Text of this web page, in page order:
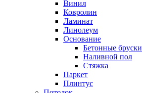
Винил
Ковролин
Ламинат
Линолеум
Основание
Бетонные бруски
Наливной пол
Стяжка
Паркет
Плинтус